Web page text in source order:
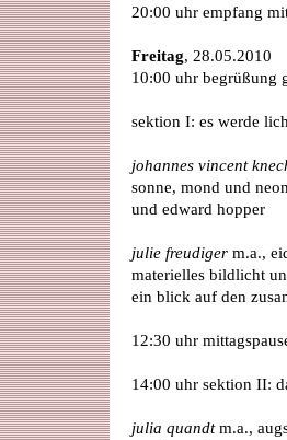
20:00 uhr empfang
Freitag, 28.05.2010
10:00 uhr begrüßung
sektion I: es werde
johannes vincent
sonne, mond und
und edward hopper
julie freudiger m.a.,
materielles bildlicht
ein blick auf den
12:30 uhr
14:00 uhr sektion II:
julia quandtm.a.,